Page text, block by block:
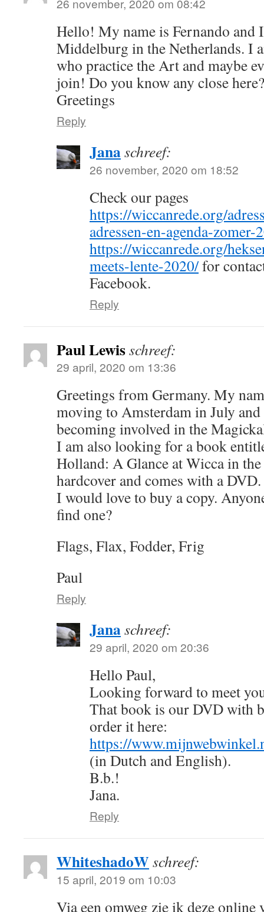
26 november, 2020 om 08:42
Hello! My name is Fernando and
Middelburg in the Netherlands. I
who practice the Art and maybe
join! Do you know any close here?
Greetings
Reply
Janaschreef:
26 november, 2020 om 18:52
Check our pages
https://wiccanrede.org/
adressen-en-agenda-zomer-
https://wiccanrede.org/
meets-lente-2020/for
Facebook.
Reply
Paul Lewisschreef:
29 april, 2020 om 13:36
Greetings from Germany. My
moving to Amsterdam in July
becoming involved in the
I am also looking for a book
Holland: A Glance at Wicca in
hardcover and comes with a DVD.
I would love to buy a copy.
find one?
Flags, Flax, Fodder, Frig
Paul
Reply
Janaschreef:
29 april, 2020 om 20:36
Hello Paul,
Looking forward to meet
That book is our DVD with
order it here:
https://
(in Dutch and English).
B.b.!
Jana.
Reply
WhiteshadoW schreef:
15 april, 2019 om 10:03
Via een omweg zie ik deze online